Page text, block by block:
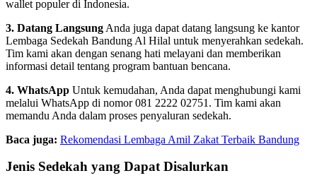
wallet populer di Indonesia.
3. Datang Langsung Anda juga dapat datang langsung ke kantor
Lembaga Sedekah Bandung Al Hilal untuk menyerahkan sedekah.
Tim kami akan dengan senang hati melayani dan memberikan
informasi detail tentang program bantuan bencana.
4. WhatsApp Untuk kemudahan, Anda dapat menghubungi kami
melalui WhatsApp di nomor 081 2222 02751. Tim kami akan
memandu Anda dalam proses penyaluran sedekah.
Baca juga: Rekomendasi Lembaga Amil Zakat Terbaik Bandung
Jenis Sedekah yang Dapat Disalurkan